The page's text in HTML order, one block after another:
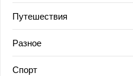
Путешествия
Разное
Спорт